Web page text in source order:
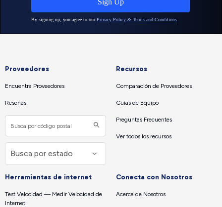
Proveedores
Encuentra Proveedores
Reseñas
Recursos
Comparación de Proveedores
Guías de Equipo
Preguntas Frecuentes
Ver todos los recursos
Herramientas de internet
Test Velocidad — Medir Velocidad de
Internet
Conecta con Nosotros
Acerca de Nosotros